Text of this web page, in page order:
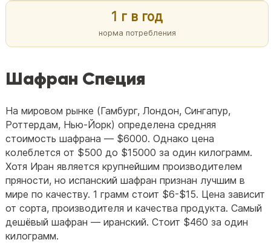
1 г в год
норма потребления
Шафран Специя
На мировом рынке (Гамбург, Лондон, Сингапур,
Роттердам, Нью-Йорк) определена средняя
стоимость шафрана — $6000. Однако цена
колеблется от $500 до $15000 за один килограмм.
Хотя Иран является крупнейшим производителем
пряности, но испанский шафран признан лучшим в
мире по качеству. 1 грамм стоит $6-$15. Цена зависит
от сорта, производителя и качества продукта. Самый
дешёвый шафран — иранский. Стоит $460 за один
килограмм.